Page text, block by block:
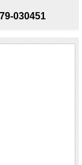
030451